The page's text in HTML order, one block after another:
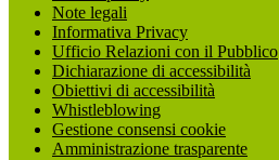
Note legali
Informativa Privacy
Ufficio Relazioni con il Pubblico
Dichiarazione di accessibilità
Obiettivi di accessibilità
Whistleblowing
Gestione consensi cookie
Amministrazione trasparente